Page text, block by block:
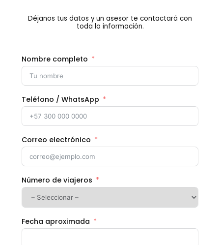
Déjanos tus datos y un asesor te contactará con
toda la información.
Nombre completo
Teléfono / WhatsApp
Correo electrónico
Número de viajeros
Fecha aproximada